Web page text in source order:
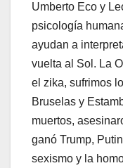
Umberto Eco y
psicología
ayudan a
vuelta al Sol. La
el zika, sufrimos
Bruselas y
muertos,
ganó Trump,
sexismo y la